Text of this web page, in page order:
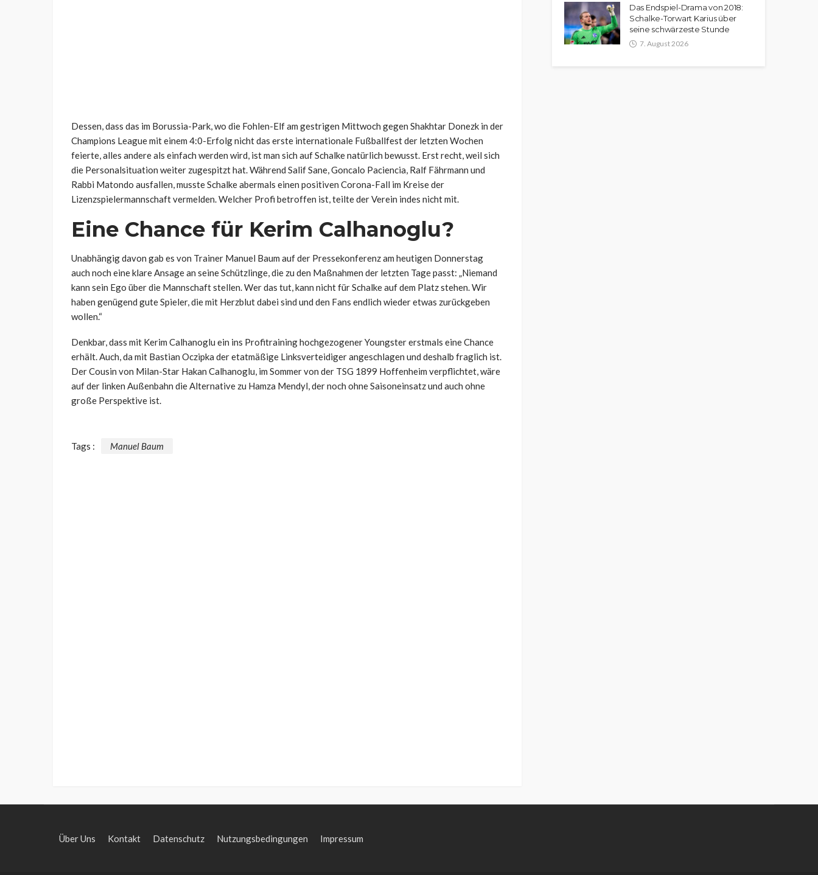
Dessen, dass das im Borussia-Park, wo die Fohlen-Elf am gestrigen Mittwoch gegen Shakhtar Donezk in der
Champions League mit einem 4:0-Erfolg nicht das erste internationale Fußballfest der letzten Wochen
feierte, alles andere als einfach werden wird, ist man sich auf Schalke natürlich bewusst. Erst recht, weil sich
die Personalsituation weiter zugespitzt hat. Während Salif Sane, Goncalo Paciencia, Ralf Fährmann und
Rabbi Matondo ausfallen, musste Schalke abermals einen positiven Corona-Fall im Kreise der
Lizenzspielermannschaft vermelden. Welcher Profi betroffen ist, teilte der Verein indes nicht mit.
Eine Chance für Kerim Calhanoglu?
Unabhängig davon gab es von Trainer Manuel Baum auf der Pressekonferenz am heutigen Donnerstag
auch noch eine klare Ansage an seine Schützlinge, die zu den Maßnahmen der letzten Tage passt: „Niemand
kann sein Ego über die Mannschaft stellen. Wer das tut, kann nicht für Schalke auf dem Platz stehen. Wir
haben genügend gute Spieler, die mit Herzblut dabei sind und den Fans endlich wieder etwas zurückgeben
wollen.“
Denkbar, dass mit Kerim Calhanoglu ein ins Profitraining hochgezogener Youngster erstmals eine Chance
erhält. Auch, da mit Bastian Oczipka der etatmäßige Linksverteidiger angeschlagen und deshalb fraglich ist.
Der Cousin von Milan-Star Hakan Calhanoglu, im Sommer von der TSG 1899 Hoffenheim verpflichtet, wäre
auf der linken Außenbahn die Alternative zu Hamza Mendyl, der noch ohne Saisoneinsatz und auch ohne
große Perspektive ist.
Tags : Manuel Baum
Das Endspiel-Drama von 2018:
Schalke-Torwart Karius über
seine schwärzeste Stunde
7. August 2026
Über Uns Kontakt Datenschutz Nutzungsbedingungen Impressum